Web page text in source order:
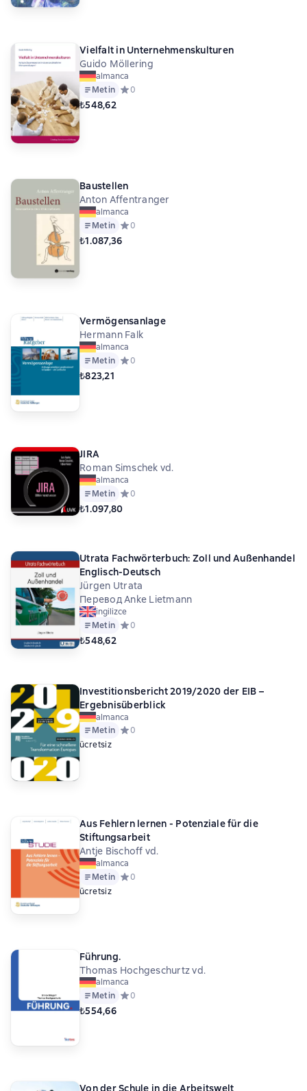
Vielfalt in Unternehmenskulturen
Guido Möllering
almanca
Metin Средний рейтинг 0 на основе 0 оценок
0
₺548,62
Baustellen
Anton Affentranger
almanca
Metin Средний рейтинг 0 на основе 0 оценок
0
₺1.087,36
Vermögensanlage
Hermann Falk
almanca
Metin Средний рейтинг 0 на основе 0 оценок
0
₺823,21
JIRA
Roman Simschek vd.
almanca
Metin Средний рейтинг 0 на основе 0 оценок
0
₺1.097,80
Utrata Fachwörterbuch: Zoll und Außenhandel
Englisch-Deutsch
Jürgen Utrata
Перевод Anke Lietmann
ingilizce
Metin Средний рейтинг 0 на основе 0 оценок
0
₺548,62
Investitionsbericht 2019/2020 der EIB –
Ergebnisüberblick
almanca
Metin Средний рейтинг 0 на основе 0 оценок
0
ücretsiz
Aus Fehlern lernen - Potenziale für die
Stiftungsarbeit
Antje Bischoff vd.
almanca
Metin Средний рейтинг 0 на основе 0 оценок
0
ücretsiz
Führung.
Thomas Hochgeschurtz vd.
almanca
Metin Средний рейтинг 0 на основе 0 оценок
0
₺554,66
Von der Schule in die Arbeitswelt